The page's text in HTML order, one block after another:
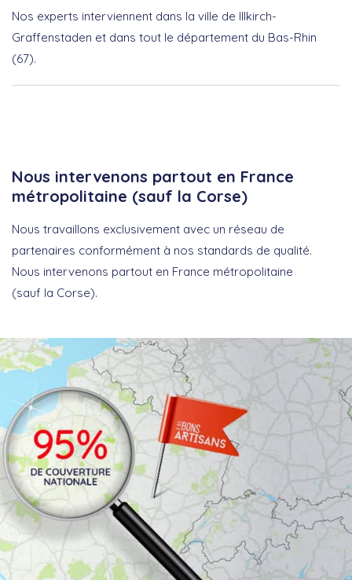
Nos experts interviennent dans la ville de Illkirch-
Graffenstaden et dans tout le département du Bas-Rhin
(67).
Nous intervenons partout en France
métropolitaine (sauf la Corse)
Nous travaillons exclusivement avec un réseau de
partenaires conformément à nos standards de qualité.
Nous intervenons partout en France métropolitaine
(sauf la Corse).